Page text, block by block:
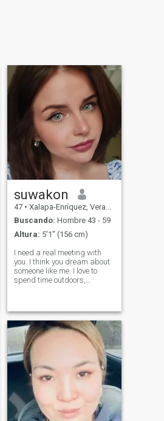
suwakon
47 • Xalapa-Enríquez, Veracruz, México
Buscando: Hombre 43 - 59
Altura: 5'1" (156 cm)
I need a real meeting with
you. I think you dream about
someone like me. I love to
spend time outdoors,
spend time in bed with my
man!Iol love receiving and
giving passi